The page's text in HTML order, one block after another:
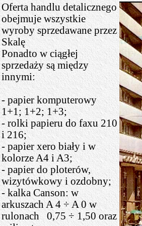
Oferta handlu detalicznego
obejmuje wszystkie
wyroby sprzedawane przez
Skalę
Ponadto w ciągłej
sprzedaży są między
innymi:
- papier komputerowy
1+1; 1+2; 1+3;
- rolki papieru do faxu 210
i 216;
- papier xero biały i w
kolorze A4 i A3;
- papier do ploterów,
wizytówkowy i ozdobny;
- kalka Canson: w
arkuszach A 4 ÷ A 0 w
rulonach 0,75 ÷ 1,50 oraz